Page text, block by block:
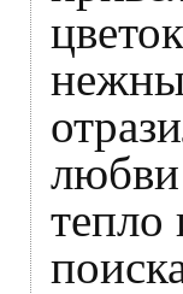
тепло